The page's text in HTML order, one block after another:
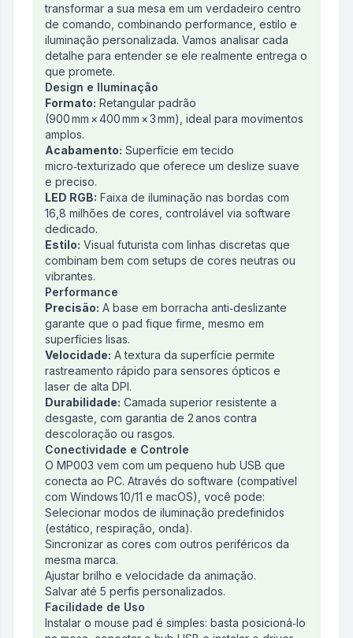
transformar a sua mesa em um verdadeiro centro
de comando, combinando performance, estilo e
iluminação personalizada. Vamos analisar cada
detalhe para entender se ele realmente entrega o
que promete.
Design e Iluminação
Formato: Retangular padrão
(900 mm × 400 mm × 3 mm), ideal para movimentos
amplos.
Acabamento: Superfície em tecido
micro‑texturizado que oferece um deslize suave
e preciso.
LED RGB: Faixa de iluminação nas bordas com
16,8 milhões de cores, controlável via software
dedicado.
Estilo: Visual futurista com linhas discretas que
combinam bem com setups de cores neutras ou
vibrantes.
Performance
Precisão: A base em borracha anti‑deslizante
garante que o pad fique firme, mesmo em
superfícies lisas.
Velocidade: A textura da superfície permite
rastreamento rápido para sensores ópticos e
laser de alta DPI.
Durabilidade: Camada superior resistente a
desgaste, com garantia de 2 anos contra
descoloração ou rasgos.
Conectividade e Controle
O MP003 vem com um pequeno hub USB que
conecta ao PC. Através do software (compatível
com Windows 10/11 e macOS), você pode:
Selecionar modos de iluminação predefinidos
(estático, respiração, onda).
Sincronizar as cores com outros periféricos da
mesma marca.
Ajustar brilho e velocidade da animação.
Salvar até 5 perfis personalizados.
Facilidade de Uso
Instalar o mouse pad é simples: basta posicioná‑lo